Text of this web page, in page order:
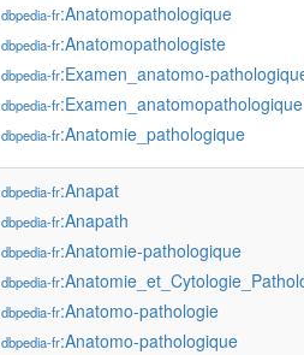
dbpedia-fr:Anatomopathologique
dbpedia-fr:Anatomopathologiste
dbpedia-fr:Examen_anatomo-
dbpedia-fr:Examen_anatomopathologique
dbpedia-fr:Anatomie_pathologique
dbpedia-fr:Anapat
dbpedia-fr:Anapath
dbpedia-fr:Anatomie-pathologique
dbpedia-fr
dbpedia-fr:Anatomo-pathologie
dbpedia-fr:Anatomo-pathologique